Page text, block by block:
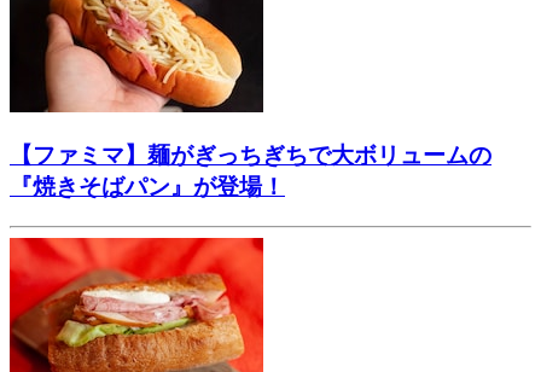
【ファミマ】麺がぎっちぎちで大ボリュームの
『焼きそばパン』が登場！